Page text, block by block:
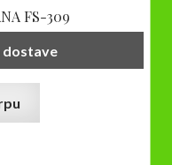
FS-309
dostave